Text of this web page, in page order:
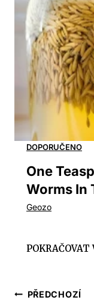
One
Worms In
Navigace
PŘEDCHOZÍ